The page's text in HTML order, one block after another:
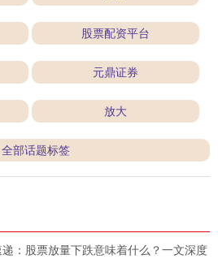
股票配资平台
元鼎证券
放大
全部话题标签
：股票放量下跌意味着什么？一文深度